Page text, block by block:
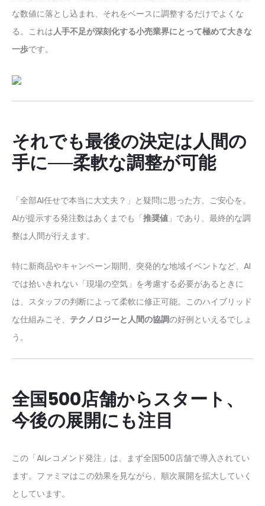
な数値に落とし込まれ、それをベースに調整するだけでよくな
る。これは人手不足が深刻化する小売業界にとって極めて大きな
一歩です。
それでも最後の決定は人間の
手に──柔軟な調整が可能
「全部AI任せで本当に大丈夫？」と疑問に思った方、ご安心を。
AIが提示する発注数はあくまでも「推奨値 」であり、最終的な調
整は人間が行えます。
特に新商品やキャンペーン期間、突発的な地域イベントなど、AI
では拾いきれない「現場の空気」を考慮する必要があるときに
は、スタッフの判断によって柔軟に修正可能。このハイブリッド
な仕組みこそ、 テクノロジーと人間の協調の好例といえるでしょ
う。
全国500店舗からスタート、
今後の展開にも注目
この「AIレコメンド発注」は、まず全国500店舗で導入されてい
ます。ファミマはこの効果を見ながら、順次展開を拡大していく
としています。